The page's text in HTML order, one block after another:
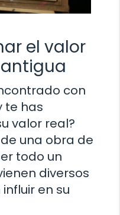
el valor
con
te has
valor real?
una obra de
todo un
diversos
en su